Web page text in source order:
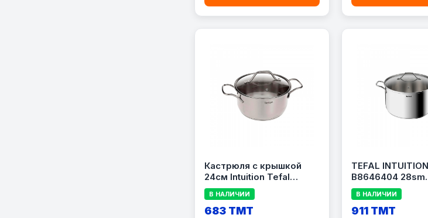
Кастрюля с крышкой
24см Intuition Tefal
B8644674
В НАЛИЧИИ
683 TMT
TEFAL
B8646404 28sm
КАСТРЮЛЯ
В НАЛИЧИИ
911 TMT